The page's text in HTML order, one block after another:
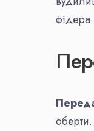
фідера